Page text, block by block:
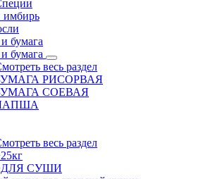
имбирь
бумага
бумага
весь раздел
РИСОРВАЯ
СОЕВАЯ
весь раздел
СУШИ